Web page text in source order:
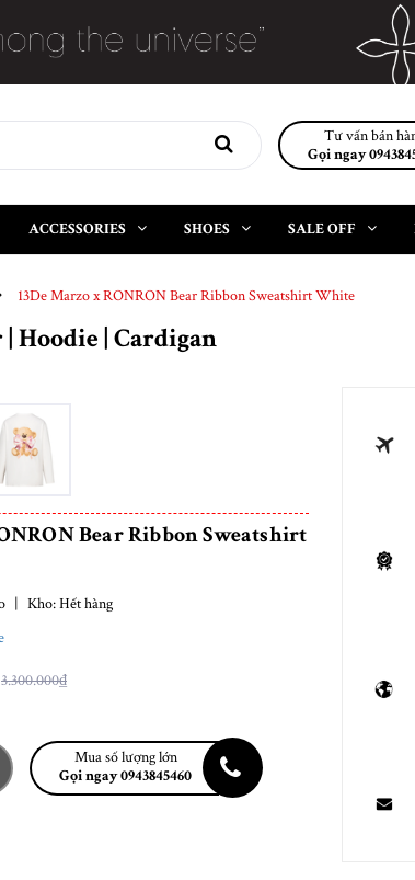
Tư vấn bán
Gọi ngay
ACCESSORIES SHOES SALE OFF
13De Marzo x RONRON Bear Ribbon Sweatshirt White
Hoodie | Cardigan
Bear Ribbon Sweatshirt
| Kho:Hết hàng
3.300.000₫
Mua số lượng lớn
Gọi ngay 0943845460